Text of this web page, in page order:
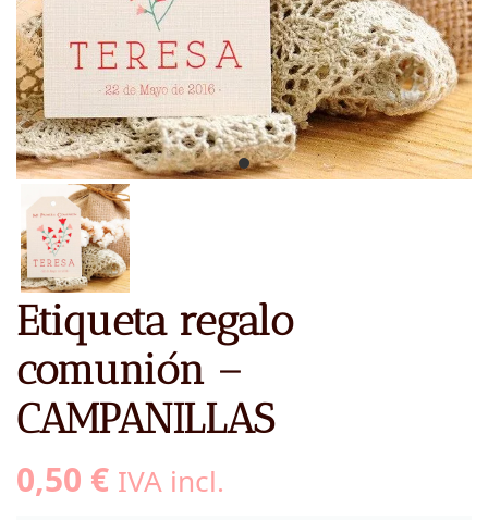
Etiqueta regalo
comunión –
CAMPANILLAS
0,50 € IVA incl.